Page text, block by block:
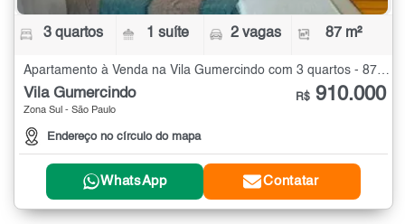
3 quartos 1 suíte 2 vagas 87 m²
Vila Gumercindo
Zona Sul - São Paulo
Endereço no círculo do mapa
R$ 910.000
WhatsApp Contatar